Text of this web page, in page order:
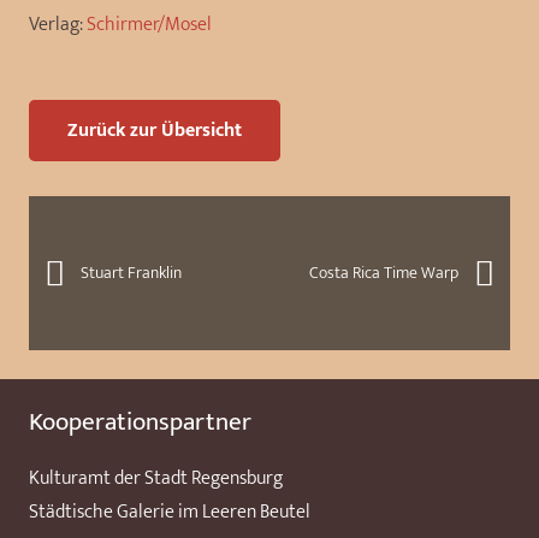
Verlag:Schirmer/Mosel
Zurück zur Übersicht
Stuart Franklin Costa Rica Time Warp
Kooperationspartner
Kulturamt der Stadt Regensburg
Städtische Galerie im Leeren Beutel